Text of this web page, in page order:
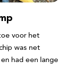
voor het
was net
had een lange